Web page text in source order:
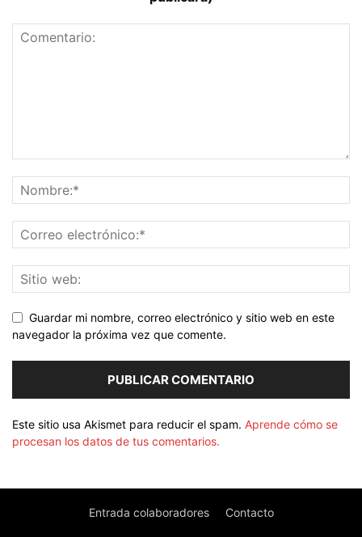
Guardar mi nombre, correo electrónico y sitio web en este
navegador la próxima vez que comente.
Este sitio usa Akismet para reducir el spam. Aprende cómo se
procesan los datos de tus comentarios.
Entrada colaboradores Contacto